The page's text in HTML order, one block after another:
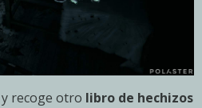
recoge otro libro de hechizos